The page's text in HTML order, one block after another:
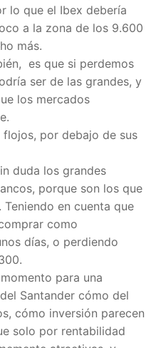
lo que el Ibex debería
a la zona de los 9.600
más.
es que si perdemos
ser de las grandes, y
los mercados
por debajo de sus
duda los grandes
porque son los que
en cuenta que
como
días, o perdiendo
para una
Santander cómo del
cómo inversión parecen
solo por rentabilidad